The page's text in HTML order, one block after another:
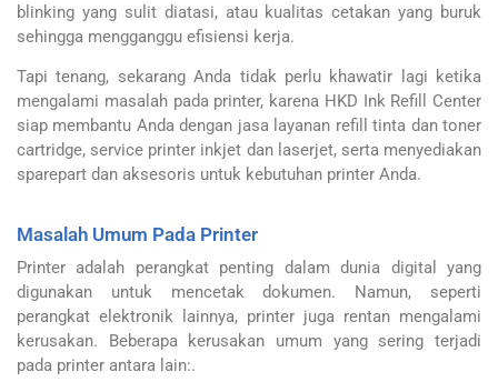
blinking yang sulit diatasi, atau kualitas cetakan yang buruk
sehingga mengganggu efisiensi kerja.
Tapi tenang, sekarang Anda tidak perlu khawatir lagi ketika
mengalami masalah pada printer, karena HKD Ink Refill Center
siap membantu Anda dengan jasa layanan refill tinta dan toner
cartridge, service printer inkjet dan laserjet, serta menyediakan
sparepart dan aksesoris untuk kebutuhan printer Anda.
Masalah Umum Pada Printer
Printer adalah perangkat penting dalam dunia digital yang
digunakan untuk mencetak dokumen. Namun, seperti
perangkat elektronik lainnya, printer juga rentan mengalami
kerusakan. Beberapa kerusakan umum yang sering terjadi
pada printer antara lain:.